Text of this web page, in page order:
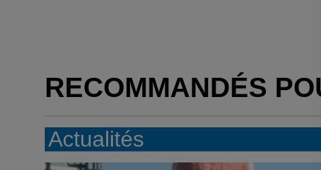
RECOMMANDÉS
Actualités